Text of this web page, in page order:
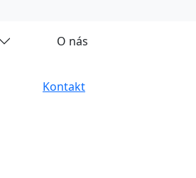
O nás
Kontakt